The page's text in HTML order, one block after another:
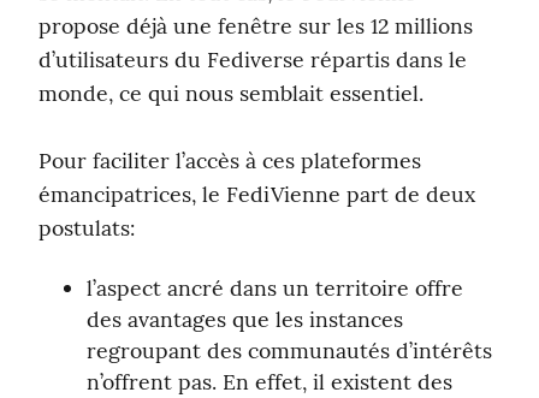
propose déjà une fenêtre sur les 12 millions
d’utilisateurs du Fediverse répartis dans le
monde, ce qui nous semblait essentiel.
Pour faciliter l’accès à ces plateformes
émancipatrices, le FediVienne part de deux
postulats:
l’aspect ancré dans un territoire offre
des avantages que les instances
regroupant des communautés d’intérêts
n’offrent pas. En effet, il existent des